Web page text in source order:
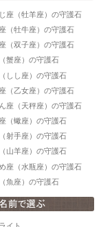
座（牡羊座）の守護石
（牡牛座）の守護石
（双子座）の守護石
蟹座）の守護石
しし座）の守護石
（乙女座）の守護石
座（天秤座）の守護石
（蠍座）の守護石
射手座）の守護石
山羊座）の守護石
座（水瓶座）の守護石
魚座）の守護石